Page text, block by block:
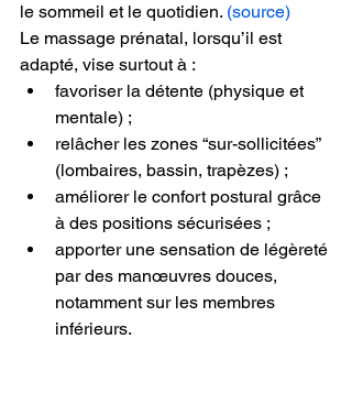
le sommeil et le quotidien. (source)
Le massage prénatal, lorsqu’il est
adapté, vise surtout à :
favoriser la détente (physique et
mentale) ;
relâcher les zones “sur-sollicitées”
(lombaires, bassin, trapèzes) ;
améliorer le confort postural grâce
à des positions sécurisées ;
apporter une sensation de légèreté
par des manœuvres douces,
notamment sur les membres
inférieurs.